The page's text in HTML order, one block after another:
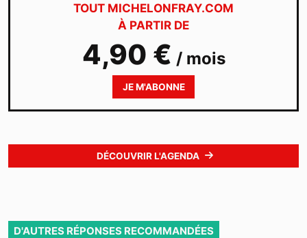
TOUT MICHELONFRAY.COM
À PARTIR DE
4,90 € / mois
JE M'ABONNE
DÉCOUVRIR L'AGENDA
D'AUTRES RÉPONSES RECOMMANDÉES